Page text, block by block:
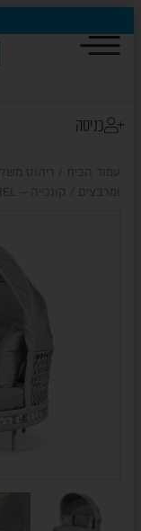
כניסה
עמוד הבית ריהוט
ומרבצים
/ קונכייה – MISTREL